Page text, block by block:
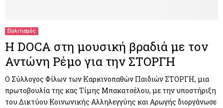
Πολιτισμός
Η DOCA στη μουσική βραδιά με τον
Αντώνη Ρέμο για την ΣΤΟΡΓΗ
Ο Σύλλογος Φίλων των Καρκινοπαθών Παιδιών ΣΤΟΡΓΗ, μια
πρωτοβουλία της κας Τίμης Μπακατσέλου, με την υποστήριξη
του Δικτύου Κοινωνικής Αλληλεγγύης και Αρωγής διοργάνωσε